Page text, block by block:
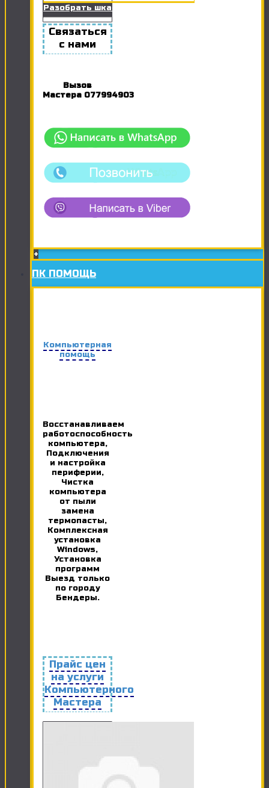
Разобрать шкаф
Связаться
с нами
Вызов
Мастера 077994903
+
ПК ПОМОЩЬ
Компьютерная
помощь
Восстанавливаем
работоспособность
компьютера,
Подключения
и настройка
периферии,
Чистка
компьютера
от пыли
замена
термопасты,
Комплексная
установка
Windows,
Установка
программ
Выезд только
по городу
Бендеры.
Прайс цен
на услуги
Компьютерного
Мастера